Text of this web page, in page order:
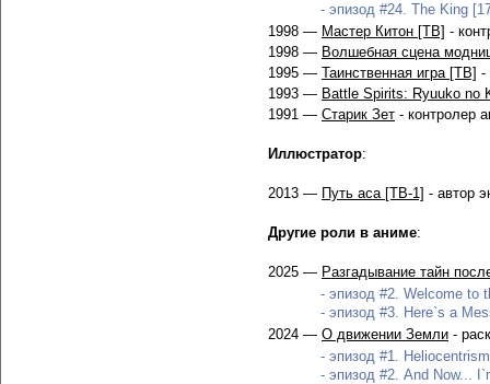
- эпизод #24. The King
1998 — Мастер Китон [ТВ] -
1998 — Волшебная сцена
1995 — Таинственная игра [ТВ] -
1993 — Battle Spirits: Ryuuko no
1991 — Старик Зет - контролер
Иллюстратор:
2013 — Путь аса [ТВ-1] - автор
Другие роли в аниме:
2025 — Разгадывание тайн
- эпизод #2. Welcome to
- эпизод #3. Here`s a
2024 — О движении Земли -
- эпизод #1.
- эпизод #2. And Now...